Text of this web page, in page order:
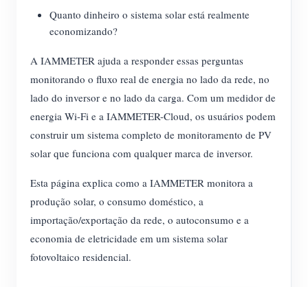
Quanto dinheiro o sistema solar está realmente
economizando?
A IAMMETER ajuda a responder essas perguntas
monitorando o fluxo real de energia no lado da rede, no
lado do inversor e no lado da carga. Com um medidor de
energia Wi-Fi e a IAMMETER-Cloud, os usuários podem
construir um sistema completo de monitoramento de PV
solar que funciona com qualquer marca de inversor.
Esta página explica como a IAMMETER monitora a
produção solar, o consumo doméstico, a
importação/exportação da rede, o autoconsumo e a
economia de eletricidade em um sistema solar
fotovoltaico residencial.